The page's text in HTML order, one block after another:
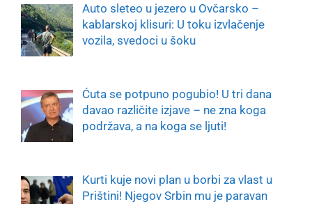
Auto sleteo u jezero u Ovčarsko –
kablarskoj klisuri: U toku izvlačenje
vozila, svedoci u šoku
Ćuta se potpuno pogubio! U tri dana
davao različite izjave – ne zna koga
podržava, a na koga se ljuti!
Kurti kuje novi plan u borbi za vlast u
Prištini! Njegov Srbin mu je paravan